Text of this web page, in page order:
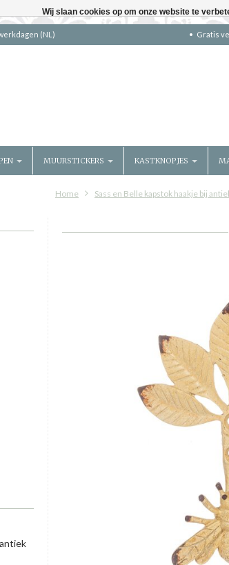
(NL) Gratis
MUURSTICKERS KASTKNOPJES
Home Sass en Belle kapstok haakje bij
Wij slaan cookies op om onze website te